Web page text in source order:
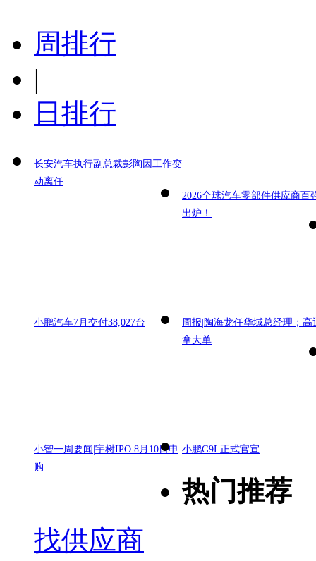
周排行
|
日排行
长安汽车执行副总裁彭陶因工作变
动离任
2026全球汽车零部件供应商百
出炉！
小鹏汽车7月交付38,027台
周报|陶海龙任华域总经理；高
拿大单
小智一周要闻|宇树IPO 8月10日申
购
小鹏G9L正式官宣
热门推荐
找供应商